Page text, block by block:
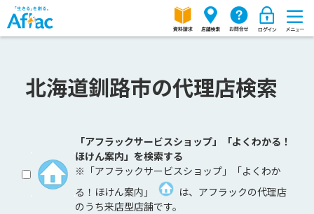
北海道釧路市の代理店検索
「アフラックサービスショップ」「よくわかる！
ほけん案内」を検索する
※「アフラックサービスショップ」「よくわか
る！ほけん案内」
は、アフラックの代理店
のうち来店型店舗です。